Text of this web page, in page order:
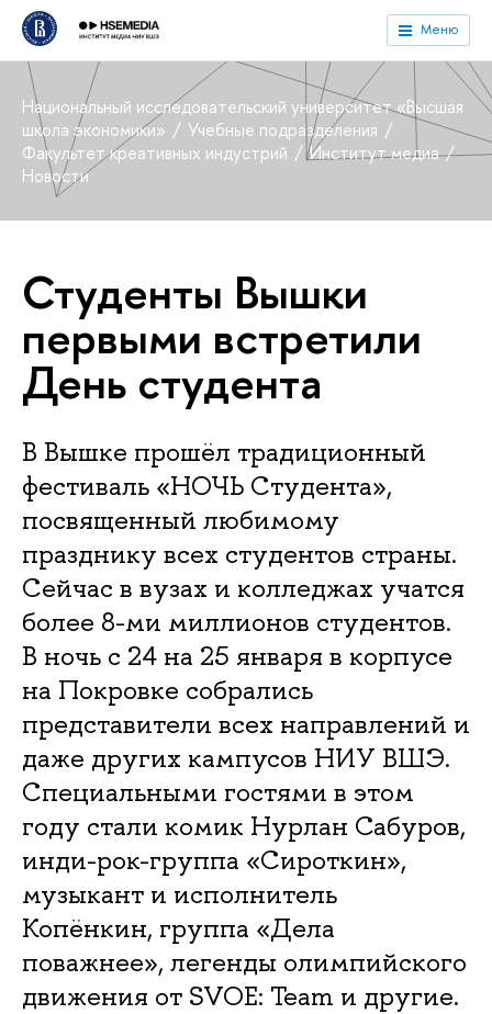
Меню
Национальный исследовательский университет «Высшая
школа экономики»
Учебные подразделения
Факультет креативных индустрий
Институт медиа
Новости
Студенты Вышки
первыми встретили
День студента
В Вышке прошёл традиционный
фестиваль «НОЧЬ Студента»,
посвященный любимому
празднику всех студентов страны.
Сейчас в вузах и колледжах учатся
более 8-ми миллионов студентов.
В ночь с 24 на 25 января в корпусе
на Покровке собрались
представители всех направлений и
даже других кампусов НИУ ВШЭ.
Специальными гостями в этом
году стали комик Нурлан Сабуров,
инди-рок-группа «Сироткин»,
музыкант и исполнитель
Копёнкин, группа «Дела
поважнее», легенды олимпийского
движения от SVOE: Team и другие.